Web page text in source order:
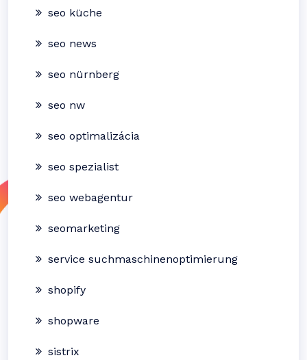
seo küche
seo news
seo nürnberg
seo nw
seo optimalizácia
seo spezialist
seo webagentur
seomarketing
service suchmaschinenoptimierung
shopify
shopware
sistrix